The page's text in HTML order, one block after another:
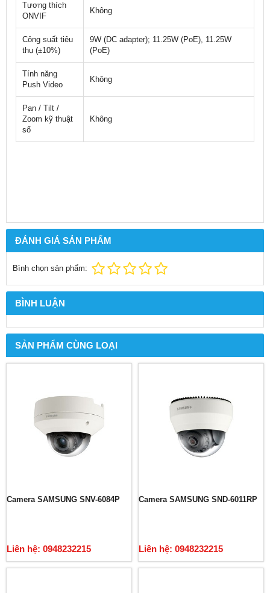
Tương thích
ONVIF
Không
Công suất tiêu
thụ (±10%)
9W (DC adapter); 11.25W (PoE), 11.25W
(PoE)
Tính năng
Push Video
Không
Pan / Tilt /
Zoom kỹ thuật
số
Không
ĐÁNH GIÁ SẢN PHẨM
Bình chọn sản phẩm:
BÌNH LUẬN
SẢN PHẨM CÙNG LOẠI
Camera SAMSUNG SNV-6084P
Liên hệ: 0948232215
Camera SAMSUNG SND-6011RP
Liên hệ: 0948232215